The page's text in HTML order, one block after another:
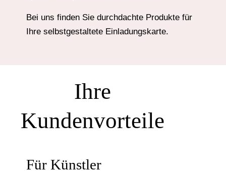
Bei uns finden Sie durchdachte Produkte für
Ihre selbstgestaltete Einladungskarte.
Ihre
Kundenvorteile
Für Künstler